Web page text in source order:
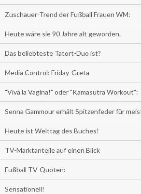
Zuschauer-Trend der Fußball Frauen WM:
Heute wäre sie 90 Jahre alt geworden.
Das beliebteste Tatort-Duo ist?
Media Control: Friday-Greta
"Viva la Vagina!" oder "Kamasutra Workout":
Senna Gammour erhält Spitzenfeder für
Heute ist Welttag des Buches!
TV-Marktanteile auf einen Blick
Fußball TV-Quoten:
Sensationell!